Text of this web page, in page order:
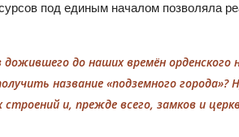
под единым началом позволяла
до наших времён орденского
название «подземного
строений и, прежде всего, замков и